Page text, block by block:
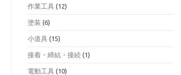
作業工具 (12)
塗装 (6)
小道具 (15)
接着・締結・接続 (1)
電動工具 (10)